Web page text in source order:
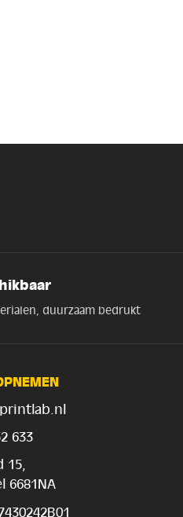
duurzaam bedrukt
633
15,
6681NA